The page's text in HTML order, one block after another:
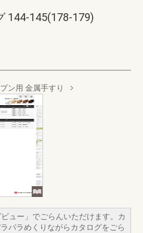
144-145(178-179)
ン用 金属手すり
ュー」でごらんいただけます。カ
パラめくりながらカタログをごら